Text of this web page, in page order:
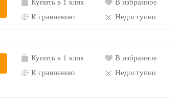
Купить в 1 клик
К сравнению
В избранное
Недоступно
Купить в 1 клик
К сравнению
В избранное
Недоступно